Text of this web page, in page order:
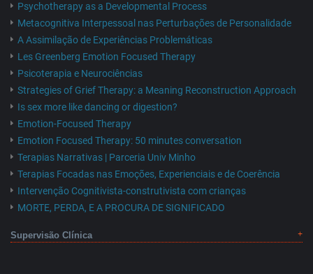
Psychotherapy as a Developmental Process
Metacognitiva Interpessoal nas Perturbações de Personalidade
A Assimilação de Experiências Problemáticas
Les Greenberg Emotion Focused Therapy
Psicoterapia e Neurociências
Strategies of Grief Therapy: a Meaning Reconstruction Approach
Is sex more like dancing or digestion?
Emotion-Focused Therapy
Emotion Focused Therapy: 50 minutes conversation
Terapias Narrativas | Parceria Univ Minho
Terapias Focadas nas Emoções, Experienciais e de Coerência
Intervenção Cognitivista-construtivista com crianças
MORTE, PERDA, E A PROCURA DE SIGNIFICADO
Supervisão Clínica